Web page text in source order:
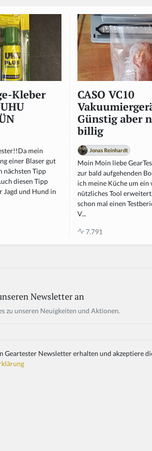
Kleber
mein
einer Blaser gut
nächsten Tipp
diesen Tipp
Jagd und Hund in
CASO VC10
Günstig aber
billig
Jonas Reinhardt
Moin Moin liebe
zur bald aufgehenden
ich meine Küche um
nützliches Tool
schon mal einen
V...
7.791
Newsletter an
zu unseren Neuigkeiten und Aktionen.
Geartester Newsletter erhalten und akzeptiere